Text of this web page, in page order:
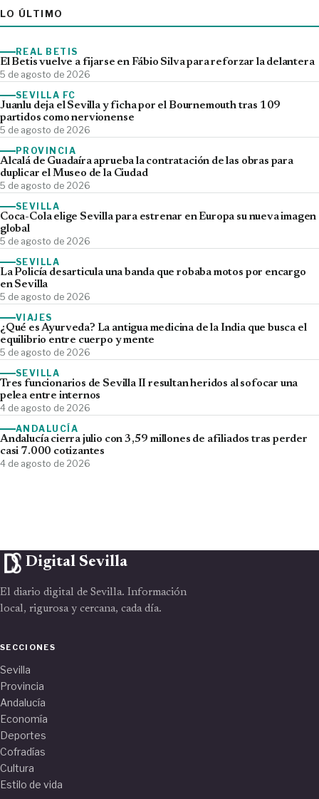
LO ÚLTIMO
REAL BETIS
El Betis vuelve a fijarse en Fábio Silva para reforzar la delantera
5 de agosto de 2026
SEVILLA FC
Juanlu deja el Sevilla y ficha por el Bournemouth tras 109
partidos como nervionense
5 de agosto de 2026
PROVINCIA
Alcalá de Guadaíra aprueba la contratación de las obras para
duplicar el Museo de la Ciudad
5 de agosto de 2026
SEVILLA
Coca-Cola elige Sevilla para estrenar en Europa su nueva imagen
global
5 de agosto de 2026
SEVILLA
La Policía desarticula una banda que robaba motos por encargo
en Sevilla
5 de agosto de 2026
VIAJES
¿Qué es Ayurveda? La antigua medicina de la India que busca el
equilibrio entre cuerpo y mente
5 de agosto de 2026
SEVILLA
Tres funcionarios de Sevilla II resultan heridos al sofocar una
pelea entre internos
4 de agosto de 2026
ANDALUCÍA
Andalucía cierra julio con 3,59 millones de afiliados tras perder
casi 7.000 cotizantes
4 de agosto de 2026
Digital Sevilla
El diario digital de Sevilla. Información
local, rigurosa y cercana, cada día.
SECCIONES
Sevilla
Provincia
Andalucía
Economía
Deportes
Cofradías
Cultura
Estilo de vida